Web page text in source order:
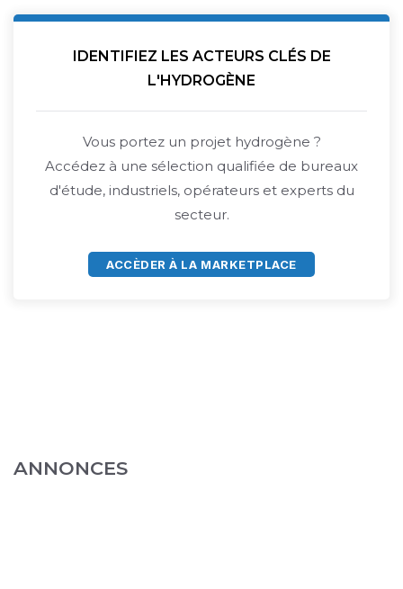
IDENTIFIEZ LES ACTEURS CLÉS DE
L'HYDROGÈNE
Vous portez un projet hydrogène ?
Accédez à une sélection qualifiée de bureaux
d'étude, industriels, opérateurs et experts du
secteur.
ACCÈDER À LA MARKETPLACE
ANNONCES